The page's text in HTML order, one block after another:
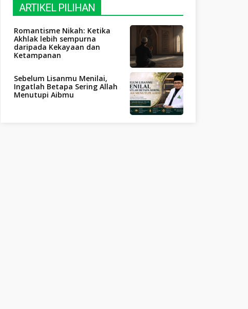
ARTIKEL PILIHAN
Romantisme Nikah: Ketika
Akhlak lebih sempurna
daripada Kekayaan dan
Ketampanan
Sebelum Lisanmu Menilai,
Ingatlah Betapa Sering Allah
Menutupi Aibmu